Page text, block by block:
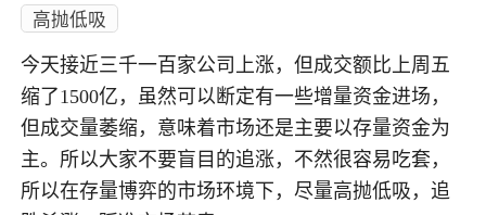
高抛低吸
今天接近三千一百家公司上涨，但成交额比上周五
缩了1500亿，虽然可以断定有一些增量资金进场，
但成交量萎缩，意味着市场还是主要以存量资金为
主。所以大家不要盲目的追涨，不然很容易吃套，
所以在存量博弈的市场环境下，尽量高抛低吸，追